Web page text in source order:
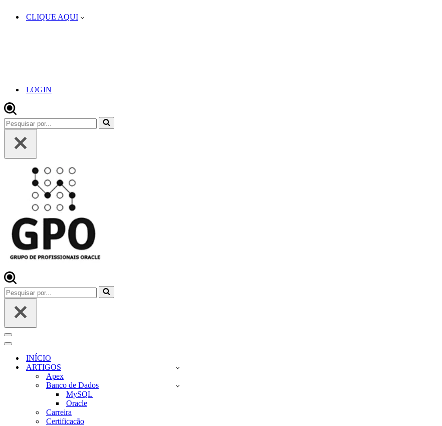
CLIQUE AQUI
LOGIN
Pesquisar
por...
Pesquisar
por...
Menu
de
navegação
Menu
navegaçãoINÍCIO
ARTIGOS
Apex
Banco de Dados
MySQL
Oracle
Carreira
Certificacão